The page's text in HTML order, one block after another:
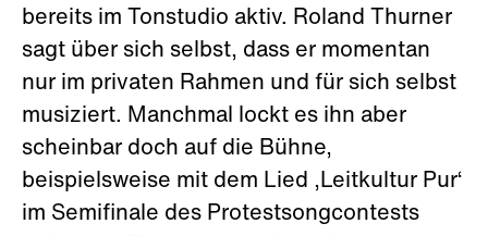
bereits im Tonstudio aktiv. Roland Thurner
sagt über sich selbst, dass er momentan
nur im privaten Rahmen und für sich selbst
musiziert. Manchmal lockt es ihn aber
scheinbar doch auf die Bühne,
beispielsweise mit dem Lied ‚Leitkultur Pur‘
im Semifinale des Protestsongcontests